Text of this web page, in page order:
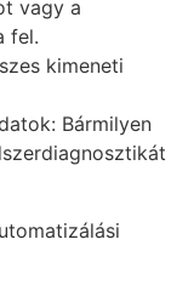
vagy a
fel.
kimeneti
Bármilyen